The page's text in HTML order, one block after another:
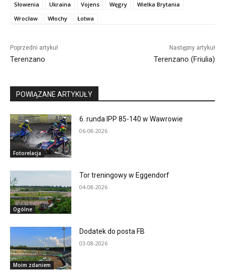
Słowenia
Ukraina Vojens Węgry
Wielka Brytania
Wrocław
Włochy Łotwa
Poprzedni artykuł
Terenzano
Następny artykuł
Terenzano (Friulia)
POWIĄZANE ARTYKUŁY
Fotorelacja
6. runda IPP 85-140 w Wawrowie
06-08-2026
Ogólne
Tor treningowy w Eggendorf
04-08-2026
Moim zdaniem
Dodatek do posta FB
03-08-2026